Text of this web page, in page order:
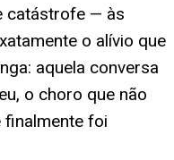
catástrofe — às
o alívio que
aquela conversa
o choro que não
finalmente foi